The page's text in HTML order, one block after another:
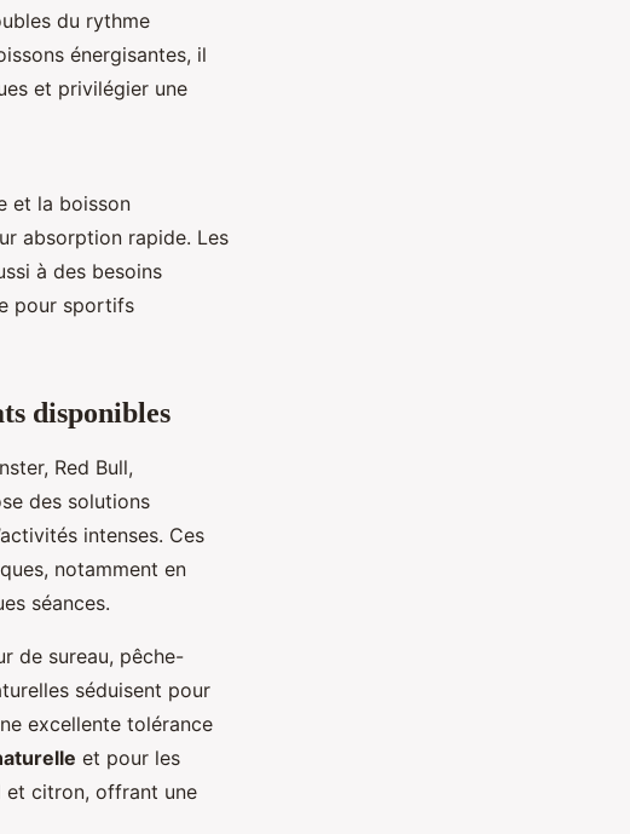
du rythme
énergisantes, il
et privilégier une
et la boisson
absorption rapide. Les
à des besoins
pour sportifs
disponibles
Red Bull,
des solutions
intenses. Ces
notamment en
séances.
de sureau, pêche-
séduisent pour
excellente tolérance
et pour les
et citron, offrant une